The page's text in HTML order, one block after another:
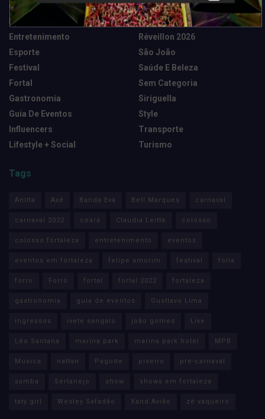
Cidade
Destaques
Entretenimento
Esporte
Festival
Fortal
Gastronomia
Guia De Eventos
Influencers
Lifestyle + Social
Música
News Tech
Réveillon 2026
São João
Saúde E Beleza
Sem Categoria
Siriguella
Style
Transporte
Turismo
Tags
Anitta Axé Banda Eva Bell Marques carnaval
carnaval 2022 ceará Claudia Leitte colosso
colosso fortaleza entretenimento eventos
eventos em fortaleza felipe amorim festival folia
forro Forró fortal fortal 2022 fortaleza
gastronomia guia de eventos Gusttavo Lima
ingressos ivete sangalo joão gomes Live
Léo Santana marina park marina park hotel MPB
Música nattan Pagode piseiro pré-carnaval
samba Sertanejo show shows em fortaleza
taty girl Wesley Safadão Xand Avião zé vaqueiro